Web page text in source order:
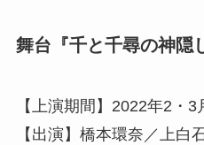
舞台『千と千尋の神隠
【上演期間】2022年2・3
【出演】橋本環奈／上白